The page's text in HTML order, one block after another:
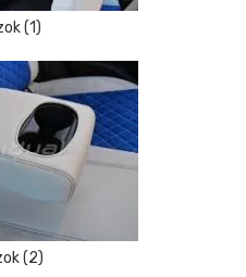
(1)
(2)